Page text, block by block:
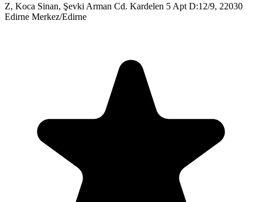
Z, Koca Sinan, Şevki Arman Cd. Kardelen 5 Apt D:12/9, 22030
Edirne Merkez/Edirne